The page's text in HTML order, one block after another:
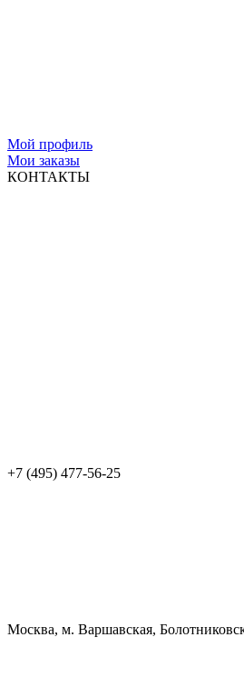
Мой профиль
Мои заказы
КОНТАКТЫ
+7 (495) 477-56-25
Москва, м. Варшавская,